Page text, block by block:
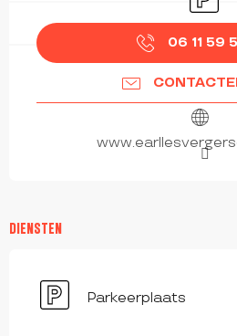
06 11 59
DIENSTEN
Parkeerplaats